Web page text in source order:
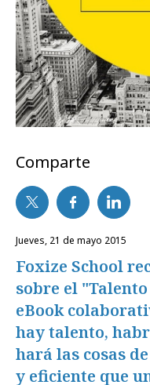
Comparte
jueves, 21 de mayo 2015
Foxize School
sobre el
eBook
hay talento,
hará las cosas
y eficiente que